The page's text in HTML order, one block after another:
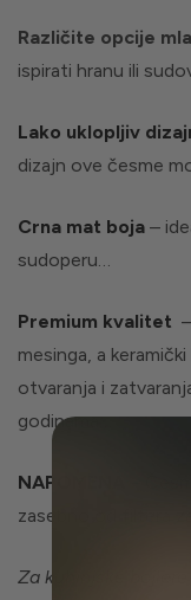
Različite opcije
ispirati hranu ili
Lako uklopljiv
dizajn ove česme
Crna mat boja –
sudoperu…
Premium kvalitet
mesinga, a
otvaranja i
godinama…
NAPOMENA
–
zasebno od filtera
Za kuhinjske